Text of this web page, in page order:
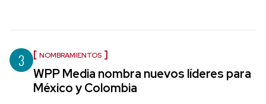
3 NOMBRAMIENTOS
WPP Media nombra nuevos líderes para
México y Colombia